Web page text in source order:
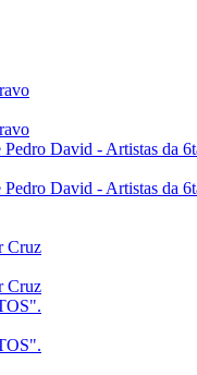
David - Artistas da
David - Artistas da
Cruz
Cruz